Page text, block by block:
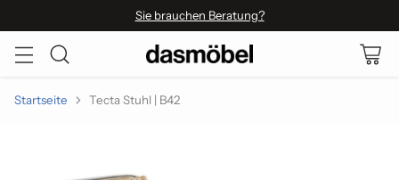
Sie brauchen Beratung?
Startseite Tecta Stuhl | B42